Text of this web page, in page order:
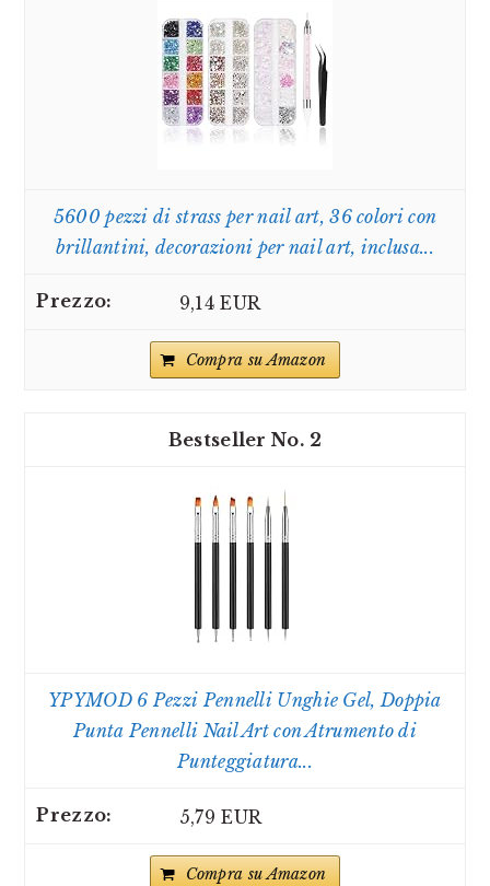
5600 pezzi di strass per nail art, 36 colori con
brillantini, decorazioni per nail art, inclusa...
9,14 EUR
Compra su Amazon
2
YPYMOD 6 Pezzi Pennelli Unghie Gel, Doppia
Punta Pennelli Nail Art con Atrumento di
Punteggiatura...
5,79 EUR
Compra su Amazon